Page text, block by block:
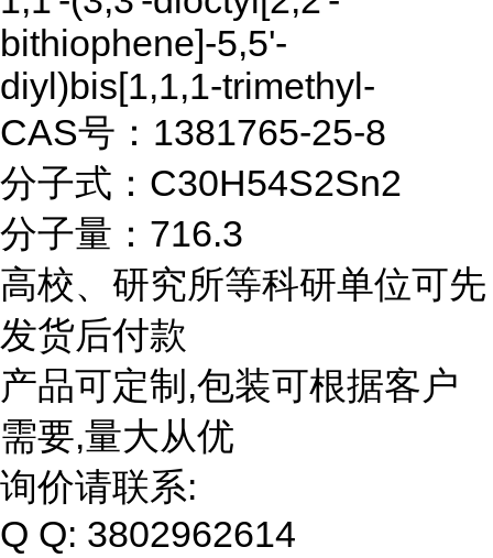
bithiophene]-5,5'-
diyl)bis[1,1,1-trimethyl-
CAS号：1381765-25-8
分子式：C30H54S2Sn2
分子量：716.3
高校、研究所等科研单位可先
发货后付款
产品可定制,包装可根据客户
需要,量大从优
询价请联系:
Q Q: 3802962614